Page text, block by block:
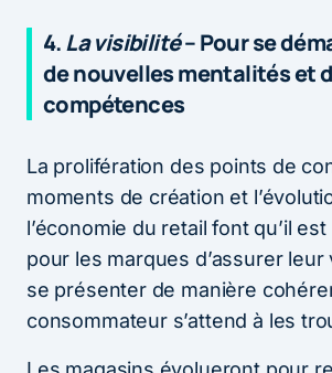
4.La visibilité– Pour se
de nouvelles mentalités et
compétences
La prolifération des points de
moments de création et
l’économie du retail font qu’il
pour les marques d’assurer leur
se présenter de manière
consommateur s’attend à les